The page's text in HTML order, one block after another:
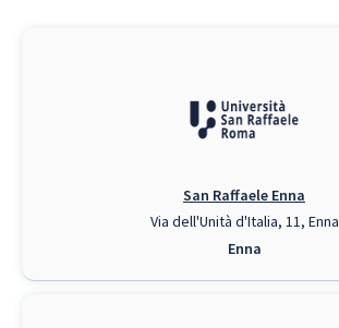
San Raffaele Enna
Via dell'Unità d'Italia, 11, Enna
Enna